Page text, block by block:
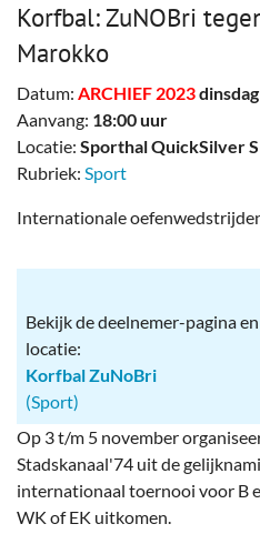
Korfbal: ZuNOBri
Marokko
Datum: ARCHIEF 2023
Aanvang: 18:00 uur
Locatie: Sporthal QuickSilver
Rubriek: Sport
Internationale
Bekijk de deelnemer-pagina
locatie:
Korfbal ZuNoBri
(Sport)
Op 3 t/m 5 november
Stadskanaal'74 uit de
internationaal toernooi voor B
WK of EK uitkomen.